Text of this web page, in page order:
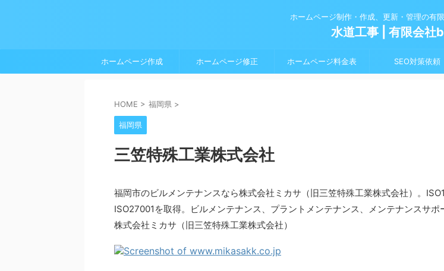
ホームページ制作・作成、更新・管理の有
水道工事 | 有限会社
ホームページ作成 ホームページ修正 ホームページ料金表 SEO対策依頼
HOME > 福岡県 >
福岡県
三笠特殊工業株式会社
福岡市のビルメンテナンスなら株式会社ミカサ（旧三笠特殊工業株式会社）。
ISO27001を取得。ビルメンテナンス、プラントメンテナンス、メンテナンスサポ
株式会社ミカサ（旧三笠特殊工業株式会社）